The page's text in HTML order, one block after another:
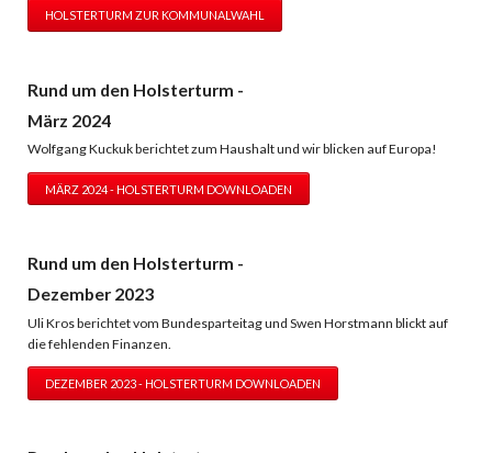
HOLSTERTURM ZUR KOMMUNALWAHL
Rund um den Holsterturm -
März 2024
Wolfgang Kuckuk berichtet zum Haushalt und wir blicken auf Europa!
MÄRZ 2024 - HOLSTERTURM DOWNLOADEN
Rund um den Holsterturm -
Dezember 2023
Uli Kros berichtet vom Bundesparteitag und Swen Horstmann blickt auf
die fehlenden Finanzen.
DEZEMBER 2023 - HOLSTERTURM DOWNLOADEN